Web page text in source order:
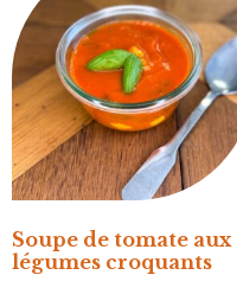
Soupe de tomate aux
légumes croquants